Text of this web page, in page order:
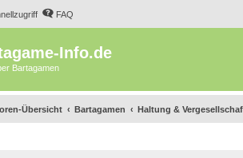
FAQ
Info.de
Bartagamen
Übersicht Bartagamen Haltung &